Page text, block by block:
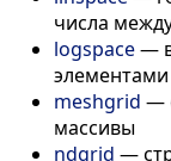
числа
logspace—
meshgrid —
массивы
ndgrid —